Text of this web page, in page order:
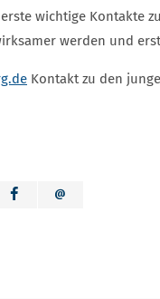
wichtige Kontakte
werden und
Kontakt zu den